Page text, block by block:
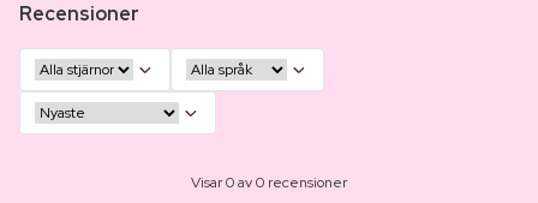
Recensioner
Visar 0 av 0 recensioner